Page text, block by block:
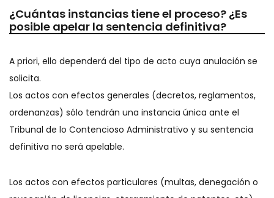
¿Cuántas instancias tiene el proceso? ¿Es
posible apelar la sentencia definitiva?
A priori, ello dependerá del tipo de acto cuya anulación se
solicita.
Los actos con efectos generales (decretos, reglamentos,
ordenanzas) sólo tendrán una instancia única ante el
Tribunal de lo Contencioso Administrativo y su sentencia
definitiva no será apelable.
Los actos con efectos particulares (multas, denegación o